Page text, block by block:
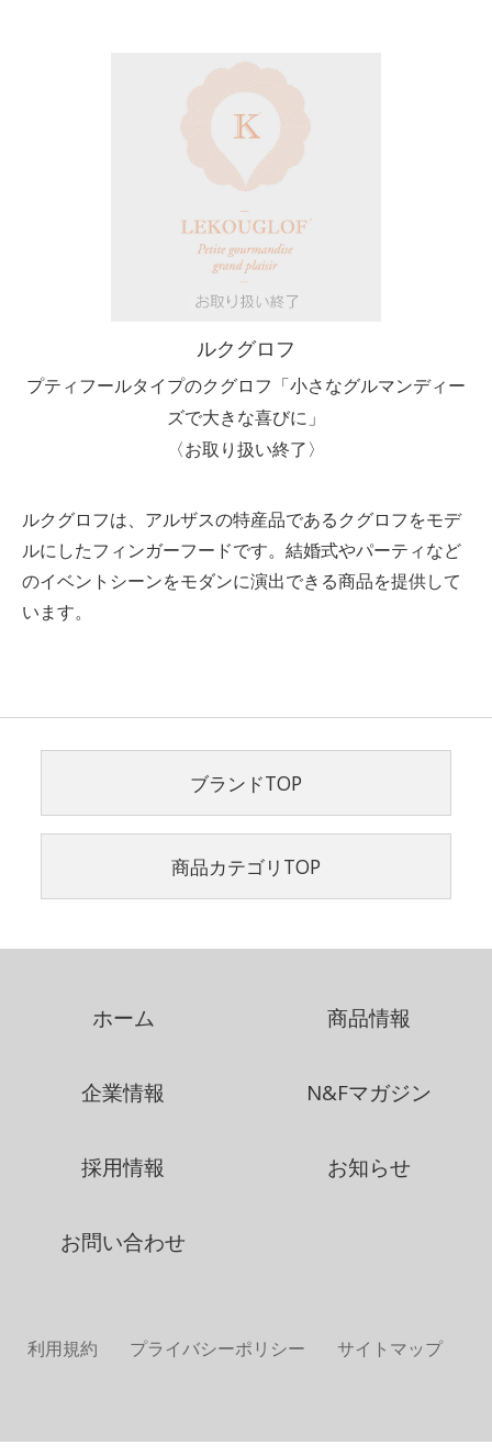
ルクグロフ
プティフールタイプのクグロフ「小さなグルマンディー
ズで大きな喜びに」
〈お取り扱い終了〉
ルクグロフは、アルザスの特産品であるクグロフをモデ
ルにしたフィンガーフードです。結婚式やパーティなど
のイベントシーンをモダンに演出できる商品を提供して
います。
ブランドTOP
商品カテゴリTOP
ホーム 商品情報
企業情報 N&Fマガジン
採用情報 お知らせ
お問い合わせ
利用規約 プライバシーポリシー サイトマップ